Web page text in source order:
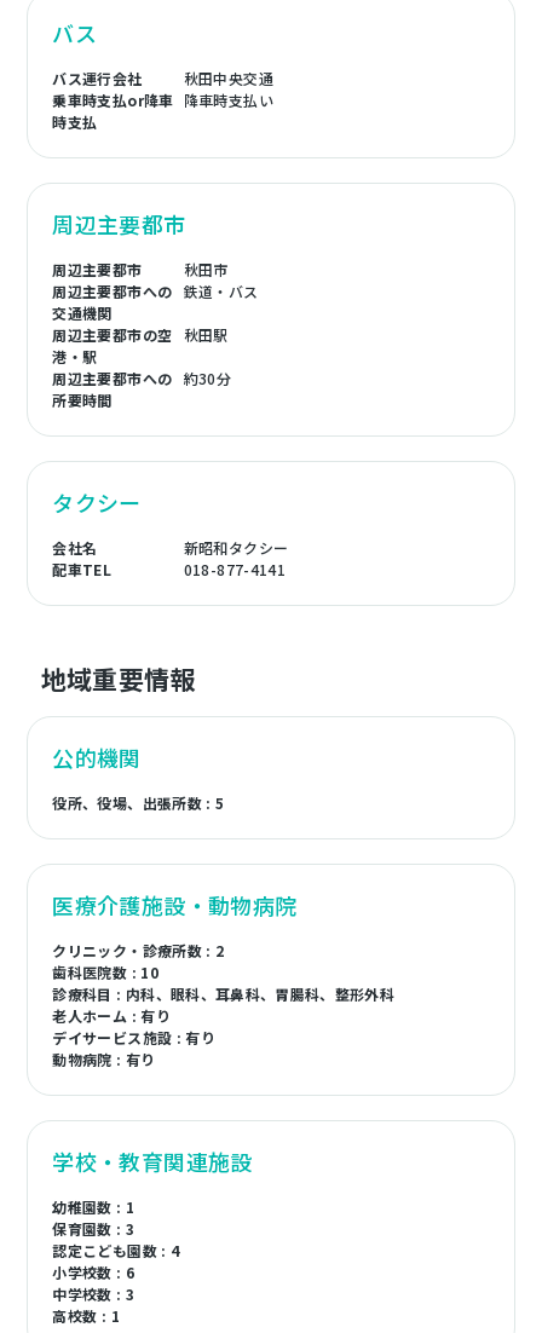
バス
バス運行会社
秋田中央交通
乗車時支払or降車
時支払
降車時支払い
周辺主要都市
周辺主要都市
秋田市
周辺主要都市への
交通機関
鉄道・バス
周辺主要都市の空
港・駅
秋田駅
周辺主要都市への
所要時間
約30分
タクシー
会社名
新昭和タクシー
配車TEL
018-877-4141
地域重要情報
公的機関
役所、役場、出張所数 : 5
医療介護施設・動物病院
クリニック・診療所数 : 2
歯科医院数 : 10
診療科目 : 内科、眼科、耳鼻科、胃腸科、整形外科
老人ホーム : 有り
デイサービス施設 : 有り
動物病院 : 有り
学校・教育関連施設
幼稚園数 : 1
保育園数 : 3
認定こども園数 : 4
小学校数 : 6
中学校数 : 3
高校数 : 1